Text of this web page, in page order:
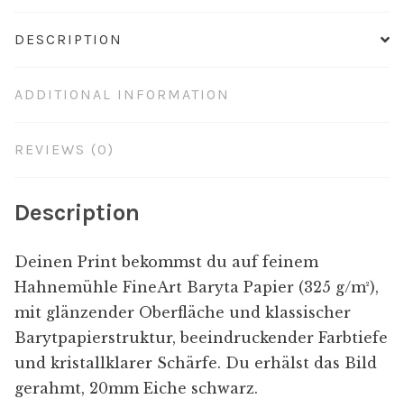
DESCRIPTION
ADDITIONAL INFORMATION
REVIEWS (0)
Description
Deinen Print bekommst du auf feinem
Hahnemühle FineArt Baryta Papier (325 g/m²),
mit glänzender Oberfläche und klassischer
Barytpapierstruktur, beeindruckender Farbtiefe
und kristallklarer Schärfe. Du erhälst das Bild
gerahmt, 20mm Eiche schwarz.